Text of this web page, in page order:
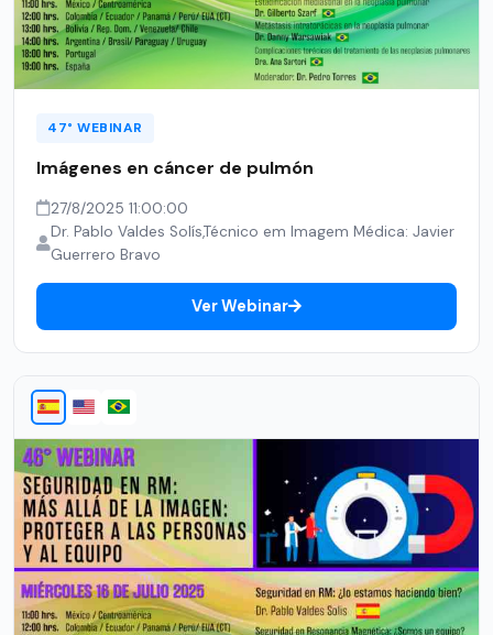
47° WEBINAR
Imágenes en cáncer de pulmón
27/8/2025 11:00:00
Dr. Pablo Valdes Solís,Técnico em Imagem Médica: Javier
Guerrero Bravo
Ver Webinar